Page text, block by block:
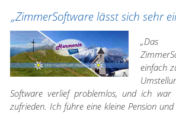
„ZimmerSoftware lässt sich sehr
einfach
Software verlief problemlos, und ich
zufrieden. Ich führe eine kleine Pension